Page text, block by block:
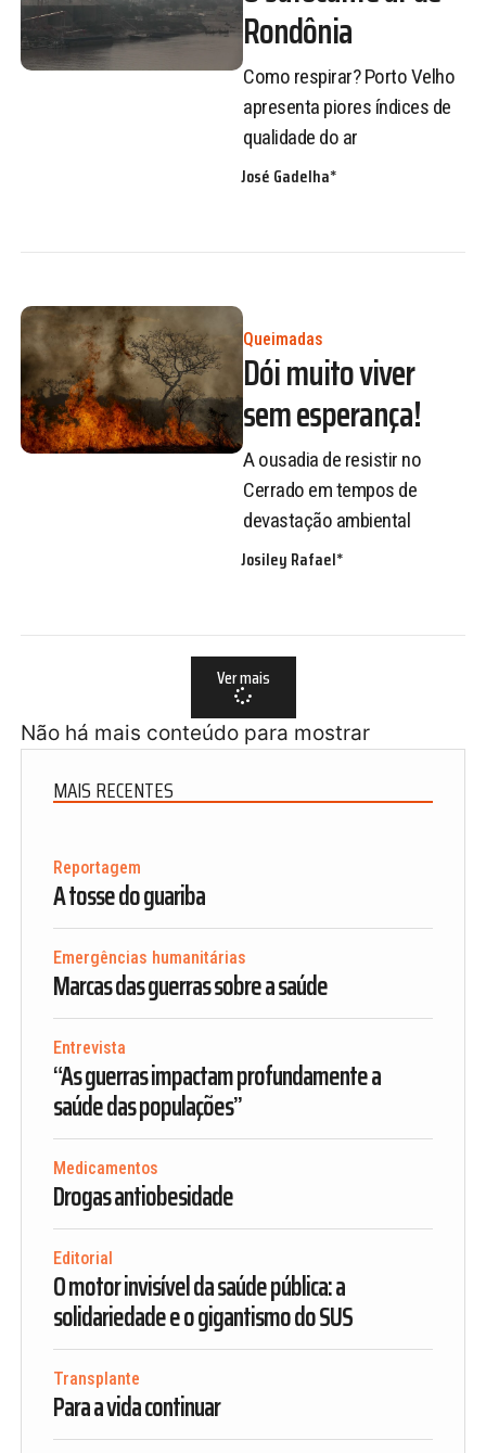
Rondônia
Como respirar? Porto Velho
apresenta piores índices de
qualidade do ar
José Gadelha*
Queimadas
Dói muito viver
sem esperança!
A ousadia de resistir no
Cerrado em tempos de
devastação ambiental
Josiley Rafael*
Ver mais
Não há mais conteúdo para mostrar
MAIS RECENTES
Reportagem
A tosse do guariba
Emergências humanitárias
Marcas das guerras sobre a saúde
Entrevista
“As guerras impactam profundamente a
saúde das populações”
Medicamentos
Drogas antiobesidade
Editorial
O motor invisível da saúde pública: a
solidariedade e o gigantismo do SUS
Transplante
Para a vida continuar